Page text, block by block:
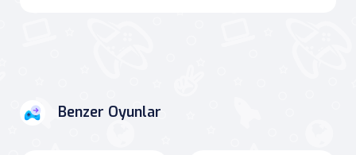
Benzer Oyunlar